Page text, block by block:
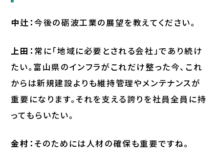
中辻：今後の砺波工業の展望を教えてください。
上田： 常に「地域に必要とされる会社」であり続け
たい。富山県のインフラがこれだけ整った今、これ
からは新規建設よりも維持管理やメンテナンスが
重要になります。それを支える誇りを社員全員に持
ってもらいたい。
金村： そのためには人材の確保も重要ですね。